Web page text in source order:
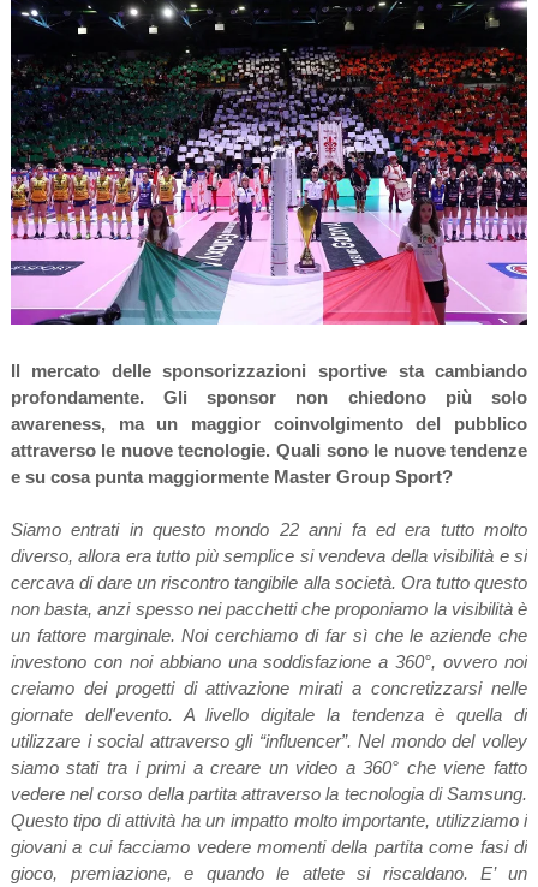
Il mercato delle sponsorizzazioni sportive sta cambiando
profondamente. Gli sponsor non chiedono più solo
awareness, ma un maggior coinvolgimento del pubblico
attraverso le nuove tecnologie. Quali sono le nuove tendenze
e su cosa punta maggiormente Master Group Sport?
Siamo entrati in questo mondo 22 anni fa ed era tutto molto
diverso, allora era tutto più semplice si vendeva della visibilità e si
cercava di dare un riscontro tangibile alla società. Ora tutto questo
non basta, anzi spesso nei pacchetti che proponiamo la visibilità è
un fattore marginale. Noi cerchiamo di far sì che le aziende che
investono con noi abbiano una soddisfazione a 360°, ovvero noi
creiamo dei progetti di attivazione mirati a concretizzarsi nelle
giornate dell'evento. A livello digitale la tendenza è quella di
utilizzare i social attraverso gli “influencer”. Nel mondo del volley
siamo stati tra i primi a creare un video a 360° che viene fatto
vedere nel corso della partita attraverso la tecnologia di Samsung.
Questo tipo di attività ha un impatto molto importante, utilizziamo i
giovani a cui facciamo vedere momenti della partita come fasi di
gioco, premiazione, e quando le atlete si riscaldano. E’ un